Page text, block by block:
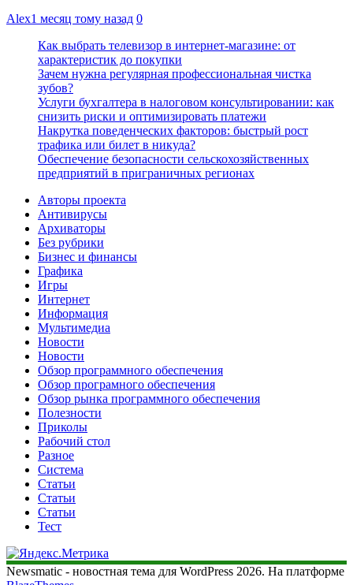
Alex1 месяц тому назад 0
Как выбрать телевизор в интернет-магазине: от
характеристик до покупки
Зачем нужна регулярная профессиональная чистка
зубов?
Услуги бухгалтера в налоговом консультировании: как
снизить риски и оптимизировать платежи
Накрутка поведенческих факторов: быстрый рост
трафика или билет в никуда?
Обеспечение безопасности сельскохозяйственных
предприятий в приграничных регионах
Авторы проекта
Антивирусы
Архиваторы
Без рубрики
Бизнес и финансы
Графика
Игры
Интернет
Информация
Мультимедиа
Новости
Новости
Обзор программного обеспечения
Обзор програмного обеспечения
Обзор рынка программного обеспечения
Полезности
Приколы
Рабочий стол
Разное
Система
Статьи
Статьи
Статьи
Тест
Newsmatic - новостная тема для WordPress 2026. На платформе